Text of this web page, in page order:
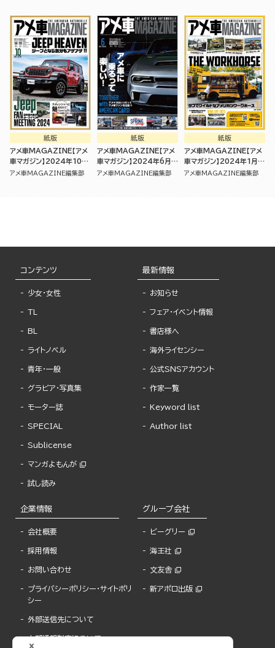
紙版
アメ車MAGAZINE【アメ
車マガジン】2024年10月
号 [雑誌]
アメ車MAGAZINE編集部
紙版
アメ車MAGAZINE【アメ
車マガジン】2024年6月号
[雑誌]
アメ車MAGAZINE編集部
紙版
アメ車MAGAZINE【アメ
車マガジン】2024年1月号
[雑誌]
アメ車MAGAZINE編集部
コンテンツ
少女・女性
TL
BL
ライトノベル
青年・一般
グラビア・写真集
モーター誌
SPECIAL
Sublicense
マンガよもんが
試し読み
最新情報
お知らせ
フェア・イベント情報
書店様へ
海外ライセンシー
公式SNSアカウント
作家一覧
Keyword list
Author list
企業情報
会社概要
採用情報
お問い合わせ
プライバシーポリシー・サイトポリ
シー
外部送信先について
内部通報制度について
グループ会社
ビーグリー
海王社
文友舎
新アポロ出版